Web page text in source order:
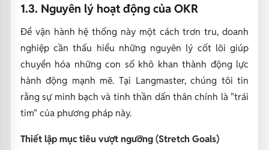
1.3. Nguyên lý hoạt động của OKR
Để vận hành hệ thống này một cách trơn tru, doanh
nghiệp cần thấu hiểu những nguyên lý cốt lõi giúp
chuyển hóa những con số khô khan thành động lực
hành động mạnh mẽ. Tại Langmaster, chúng tôi tin
rằng sự minh bạch và tinh thần dấn thân chính là "trái
tim" của phương pháp này.
Thiết lập mục tiêu vượt ngưỡng (Stretch Goals)